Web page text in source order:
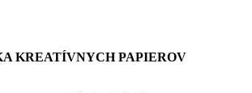
KREATÍVNYCH PAPIEROV